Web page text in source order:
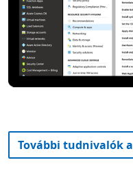
További tudnivalók